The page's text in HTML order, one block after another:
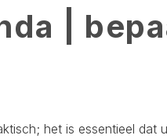
|
het is essentieel dat